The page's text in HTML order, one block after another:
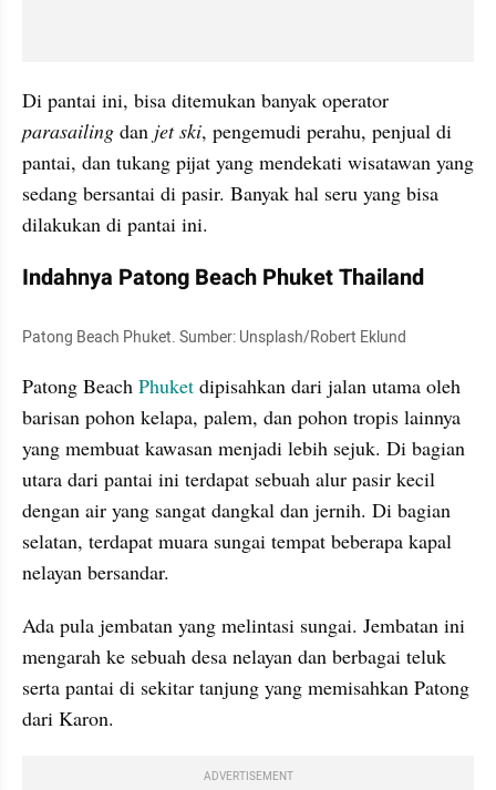
parasailing dan jet ski, pengemudi perahu, penjual di
pantai, dan tukang pijat yang mendekati wisatawan yang
sedang bersantai di pasir. Banyak hal seru yang bisa
dilakukan di pantai ini.
Indahnya Patong Beach Phuket Thailand
Patong Beach Phuket. Sumber: Unsplash/Robert Eklund
Patong Beach Phuket dipisahkan dari jalan utama oleh
barisan pohon kelapa, palem, dan pohon tropis lainnya
yang membuat kawasan menjadi lebih sejuk. Di bagian
utara dari pantai ini terdapat sebuah alur pasir kecil
dengan air yang sangat dangkal dan jernih. Di bagian
selatan, terdapat muara sungai tempat beberapa kapal
nelayan bersandar.
Ada pula jembatan yang melintasi sungai. Jembatan ini
mengarah ke sebuah desa nelayan dan berbagai teluk
serta pantai di sekitar tanjung yang memisahkan Patong
dari Karon.
ADVERTISEMENT